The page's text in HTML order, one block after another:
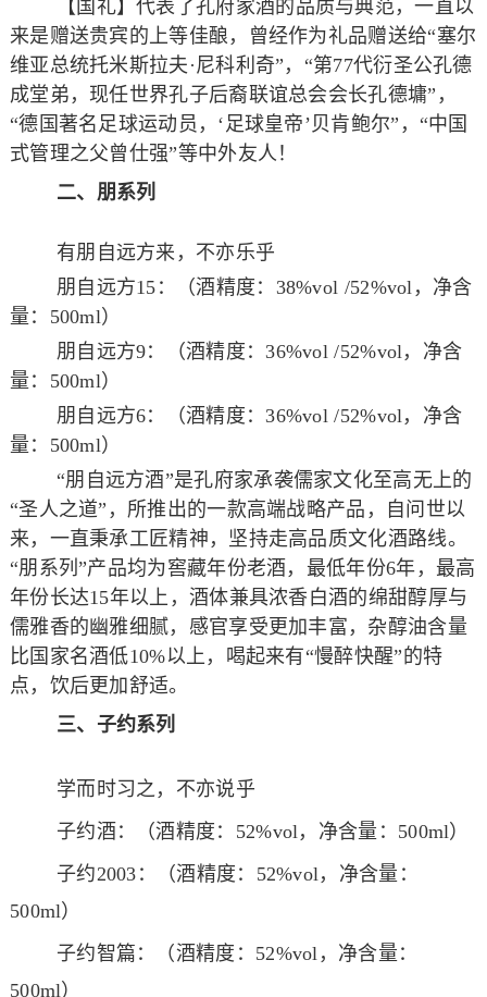
【国礼】代表了孔府家酒的品质与典范，一直以
来是赠送贵宾的上等佳酿，曾经作为礼品赠送给“塞尔
维亚总统托米斯拉夫·尼科利奇”，“第77代衍圣公孔德
成堂弟，现任世界孔子后裔联谊总会会长孔德墉”，
“德国著名足球运动员，‘足球皇帝’贝肯鲍尔”，“中国
式管理之父曾仕强”等中外友人！
二、朋系列
有朋自远方来，不亦乐乎
朋自远方15：（酒精度：38%vol /52%vol，净含
量：500ml）
朋自远方9：（酒精度：36%vol /52%vol，净含
量：500ml）
朋自远方6：（酒精度：36%vol /52%vol，净含
量：500ml）
“朋自远方酒”是孔府家承袭儒家文化至高无上的
“圣人之道”，所推出的一款高端战略产品，自问世以
来，一直秉承工匠精神，坚持走高品质文化酒路线。
“朋系列”产品均为窖藏年份老酒，最低年份6年，最高
年份长达15年以上，酒体兼具浓香白酒的绵甜醇厚与
儒雅香的幽雅细腻，感官享受更加丰富，杂醇油含量
比国家名酒低10%以上，喝起来有“慢醉快醒”的特
点，饮后更加舒适。
三、子约系列
学而时习之，不亦说乎
子约酒：（酒精度：52%vol，净含量：500ml）
子约2003：（酒精度：52%vol，净含量：
500ml）
子约智篇：（酒精度：52%vol，净含量：
500ml）